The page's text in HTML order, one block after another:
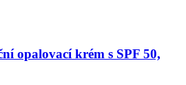
opalovací krém s SPF 50,